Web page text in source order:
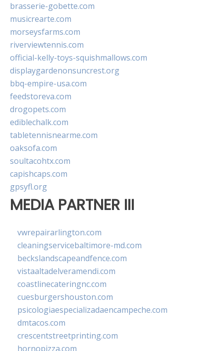
brasserie-gobette.com
musicrearte.com
morseysfarms.com
riverviewtennis.com
official-kelly-toys-squishmallows.com
displaygardenonsuncrest.org
bbq-empire-usa.com
feedstoreva.com
drogopets.com
ediblechalk.com
tabletennisnearme.com
oaksofa.com
soultacohtx.com
capishcaps.com
gpsyfl.org
MEDIA PARTNER III
vwrepairarlington.com
cleaningservicebaltimore-md.com
beckslandscapeandfence.com
vistaaltadelveramendi.com
coastlinecateringnc.com
cuesburgershouston.com
psicologiaespecializadaencampeche.com
dmtacos.com
crescentstreetprinting.com
hornopizza.com